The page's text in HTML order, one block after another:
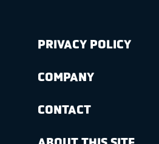
PRIVACY POLICY
COMPANY
CONTACT